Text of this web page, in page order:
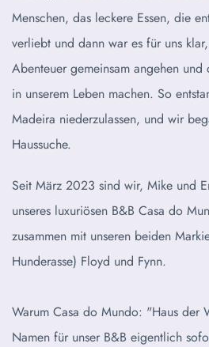
Menschen, das leckere Essen, die
verliebt und dann war es für uns
Abenteuer gemeinsam angehen
in unserem Leben machen. So
Madeira niederzulassen, und wir
Haussuche.
Seit März 2023 sind wir, Mike und
unseres luxuriösen B&B Casa do
zusammen mit unseren beiden
Hunderasse) Floyd und Fynn.
Warum Casa do Mundo: "Haus der
Namen für unser B&B eigentlich